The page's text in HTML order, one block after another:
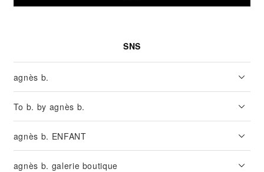
SNS
agnès b.
To b. by agnès b.
agnès b. ENFANT
agnès b. galerie boutique